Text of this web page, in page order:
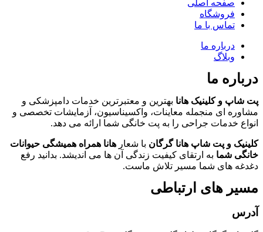
صفحه اصلی
فروشگاه
تماس با ما
درباره ما
وبلاگ
درباره ما
پت شاپ و کلینیک هانا بهترین و معتبرترین خدمات دامپزشکی و
مشاوره ای منجمله معاینات، واکسیناسیون، آزمایشات تخصصی و
انواع خدمات جراحی را به پت خانگی شما ارائه می دهد.
کلینیک و پت شاپ هانا گرگان با شعار هانا همراه همیشگی حیوانات
خانگی شما به ارتقای کیفیت زندگی آن ها می اندیشد. بدانید رفع
دغدغه های شما مسیر تلاش ماست.
مسیر های ارتباطی
آدرس